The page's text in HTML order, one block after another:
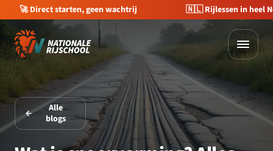
🇳🇱 Rijlessen in heel Nederland 💰 €400 korting op je
Alle
blogs